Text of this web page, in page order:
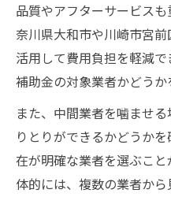
品質やアフターサービス
奈川県大和市や川崎市宮
活用して費用負担を軽減
補助金の対象業者かどうか
また、中間業者を噛ませ
りとりができるかどうか
在が明確な業者を選ぶこ
体的には、複数の業者か